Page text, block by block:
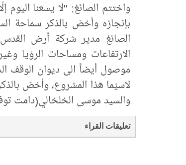
واختتم الصائغ: "لا يسعنا اليوم
بإنجازه وأخصّ بالذكر سماحة
الصائغ مدير شركة أرض
الارتفاعات ومساحات الرؤيا
موصول أيضاً الى ديوان الوقف
لاسيّما هذا المشروع، وأخصّ
والسيد موسى الخلخالي(دامت
تعليقات القراء